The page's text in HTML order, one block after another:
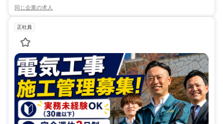
同じ企業の求人
正社員